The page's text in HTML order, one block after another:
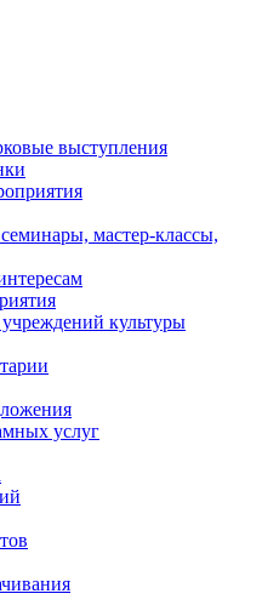
выступления
мастер-классы,
культуры
услуг